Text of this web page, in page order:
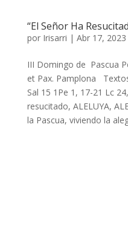
“El Señor Ha
por Irisarri | Abr 17, 2023
III Domingo de Pascua
et Pax. Pamplona
Sal 15 1Pe 1, 17-21 Lc
resucitado, ALELUYA,
la Pascua, viviendo la